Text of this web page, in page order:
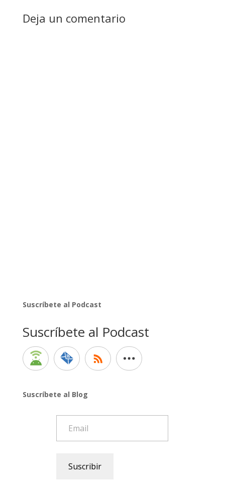
Deja un comentario
Suscríbete al Podcast
Suscríbete al Podcast
Suscríbete al Blog
Suscribir